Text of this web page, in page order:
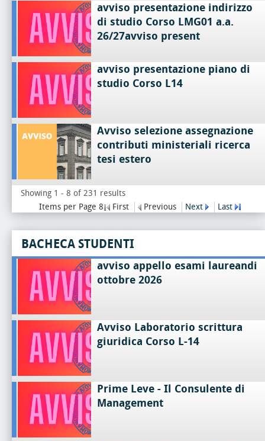
avviso presentazione indirizzo
di studio Corso LMG01 a.a.
26/27avviso present
avviso presentazione piano di
studio Corso L14
Avviso selezione assegnazione
contributi ministeriali ricerca
tesi estero
Showing 1 - 8 of 231 results
Items per Page 8
First Previous Next Last
BACHECA STUDENTI
avviso appello esami laureandi
ottobre 2026
Avviso Laboratorio scrittura
giuridica Corso L-14
Prime Leve - Il Consulente di
Management